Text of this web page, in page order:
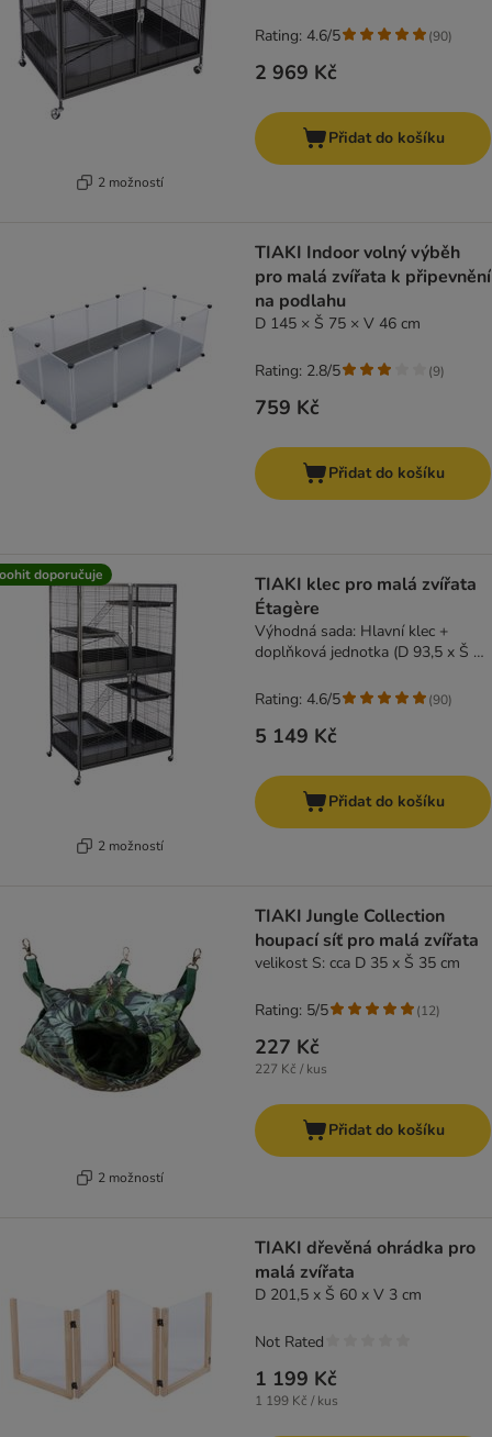
2 možností
2 969 Kč
Rating: 4.6/5 (90)
Přidat do košíku
TIAKI Indoor volný výběh
pro malá zvířata k připevnění
na podlahu
D 145 × Š 75 × V 46 cm
759 Kč
Rating: 2.8/5 (9)
Přidat do košíku
doporučuje
2 možností
TIAKI klec pro malá zvířata
Étagère
Výhodná sada: Hlavní klec +
doplňková jednotka (D 93,5 x Š 63
5 149 Kč
Rating: 4.6/5 (90)
Přidat do košíku
2 možností
TIAKI Jungle Collection
houpací síť pro malá zvířata
velikost S: cca D 35 x Š 35 cm
227 Kč
227 Kč / kus
Rating: 5/5 (12)
Přidat do košíku
TIAKI dřevěná ohrádka pro
malá zvířata
D 201,5 x Š 60 x V 3 cm
1 199 Kč
1 199 Kč / kus
Not Rated